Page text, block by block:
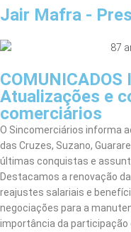
Jair Mafra -
COMUNICADOS
Atualizações e
comerciários
O Sincomerciários informa
das Cruzes, Suzano,
últimas conquistas e
Destacamos a renovação
reajustes salariais e
negociações para a
importância da